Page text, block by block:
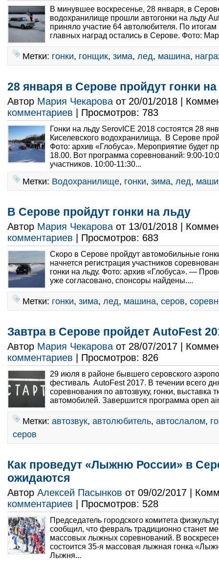
В минувшее воскресенье, 28 января, в
водохранилище прошли автогонки на льду
приняло участие 64 автолюбителя. По итогам
главных наград остались в Серове. Фото:
Метки: гонки, гонщик, зима, лед, машина,
28 января в Серове пройдут гонки
Автор Мария Чекарова от 20/01/2018 |
комментариев | Просмотров: 783
Гонки на льду SerovICE 2018 состоятся 28
Киселевского водохранилища. В Серове
Фото: архив «Глобуса». Мероприятие будет
18.00. Вот программа соревнований: 9:00-
участников. 10:00-11:30...
Метки: Водохранилище, гонки, зима, лед,
В Серове пройдут гонки на льду
Автор Мария Чекарова от 13/01/2018 |
комментариев | Просмотров: 683
Скоро в Серове пройдут автомобильные
начнется регистрация участников
гонки на льду. Фото: архив «Глобуса». —
уже согласовано, спонсоры найдены....
Метки: гонки, зима, лед, машина, серов,
Завтра в Серове пройдет AutoFest
Автор Мария Чекарова от 28/07/2017 |
комментариев | Просмотров: 826
29 июля в районе бывшего серовского
фестиваль AutoFest 2017. В течении всего
соревнования по автозвуку, гонки, выставка
автомобилей. Завершится программа open
Метки: автозвук, автолюбитель, автослалом,
серов
Как проведут «Лыжню России» в
ожидаются
Автор Алексей Пасынков от 09/02/2017 |
комментариев | Просмотров: 528
Председатель городского комитета
сообщил, что февраль традиционно станет
массовых лыжных соревнований. В
состоится 35-я массовая лыжная гонка
Лыжня...